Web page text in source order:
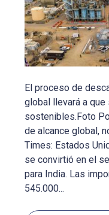
El proceso de
global llevará a
sostenibles.Foto
de alcance global,
Times: Estados
se convirtió en el
para India. Las
545.000...